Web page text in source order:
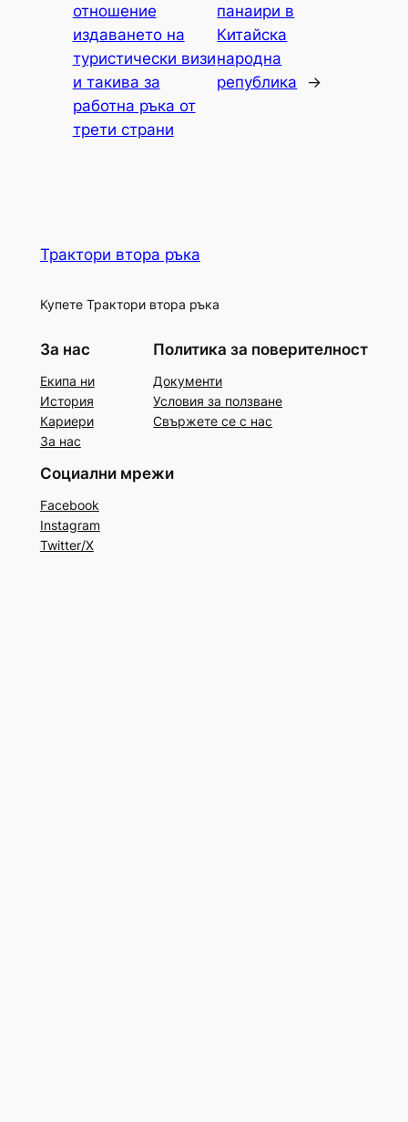
отношение
издаването на
туристически визи
и такива за
работна ръка от
трети страни
панаири в
Китайска
народна
република
→
Трактори втора ръка
Купете Трактори втора ръка
За нас
Екипа ни
История
Кариери
За нас
Политика за поверителност
Документи
Условия за ползване
Свържете се с нас
Социални мрежи
Facebook
Instagram
Twitter/X